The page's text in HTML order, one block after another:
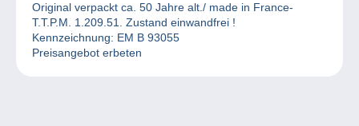
Original verpackt ca. 50 Jahre alt./ made in France-
T.T.P.M. 1.209.51. Zustand einwandfrei !
Kennzeichnung: EM B 93055
Preisangebot erbeten